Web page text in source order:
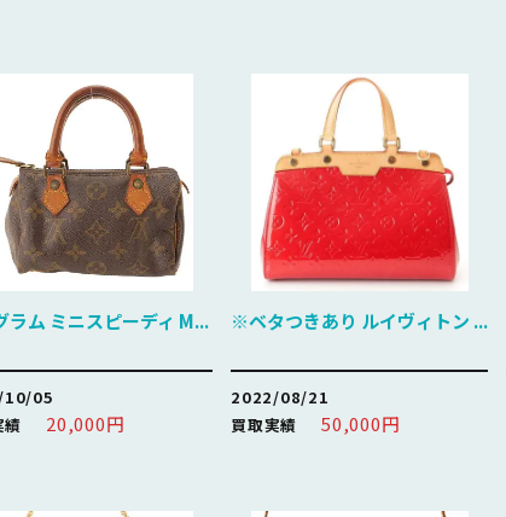
ラム ミニスピーディ M...
05
績
20,000円
※ベタつきあり ルイヴィトン ...
2022/08/21
買取実績
50,000円